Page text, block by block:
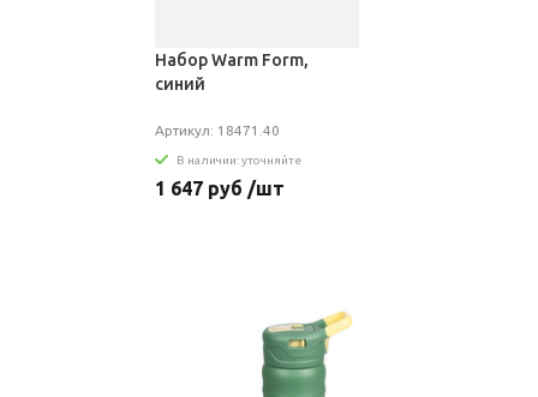
Набор Warm Form,
синий
Артикул: 18471.40
В наличии: уточняйте
1 647 руб /шт